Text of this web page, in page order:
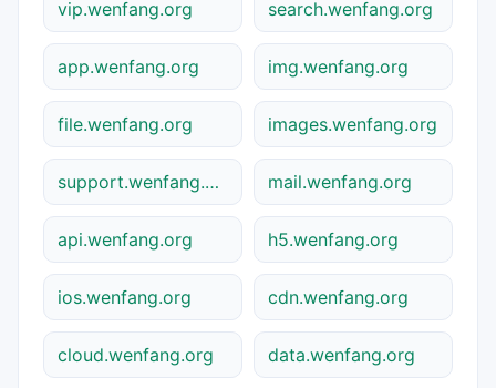
vip.wenfang.org search.wenfang.org
app.wenfang.org img.wenfang.org
file.wenfang.org images.wenfang.org
support.wenfang.org mail.wenfang.org
api.wenfang.org h5.wenfang.org
ios.wenfang.org cdn.wenfang.org
cloud.wenfang.org data.wenfang.org